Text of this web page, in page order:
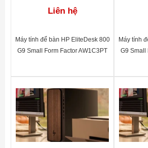
Liên hệ
Máy tính để bàn HP EliteDesk 800
G9 Small Form Factor AW1C3PT
Máy tính
G9 Small